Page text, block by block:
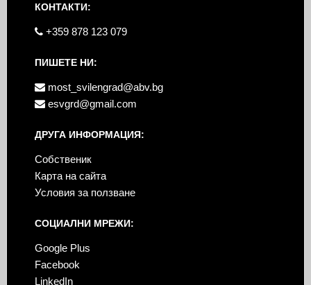
КОНТАКТИ:
+359 878 123 079
ПИШЕТЕ НИ:
most_svilengrad@abv.bg
esvgrd@gmail.com
ДРУГА ИНФОРМАЦИЯ:
Собственик
Карта на сайта
Условия за ползване
СОЦИАЛНИ МРЕЖИ:
Google Plus
Facebook
LinkedIn